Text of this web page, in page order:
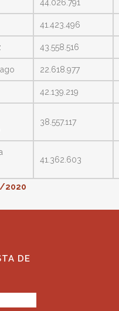
44.026.791
41.423.496
43.558.516
22.618.977
42.139.219
38.557.117
41.362.603
2020
DE